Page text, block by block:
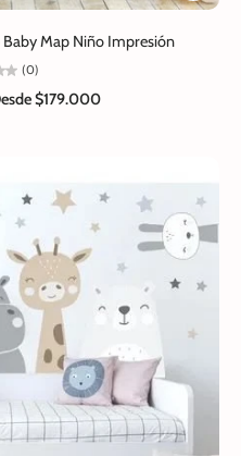
Map Niño Impresión
(0)
$179.000